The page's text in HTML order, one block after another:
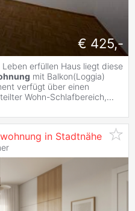
€ 425,-
erfüllen Haus liegt diese
mit Balkon(Loggia)
verfügt über einen
Wohn-Schlafbereich,...
in Stadtnähe